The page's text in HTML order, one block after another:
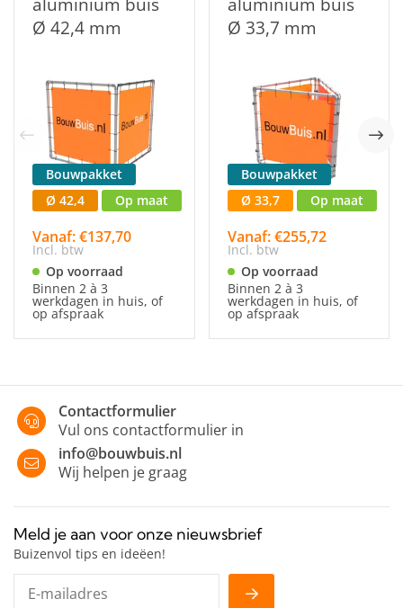
Ø 42,4 mm
Bouwpakket
Ø 42,4
Op maat
Vanaf: €137,70
Incl. btw
Op voorraad
Binnen 2 à 3
werkdagen in huis, of
op afspraak
Ø 33,7 mm
Bouwpakket
Ø 33,7
Op maat
Vanaf: €255,72
Incl. btw
Op voorraad
Binnen 2 à 3
werkdagen in huis, of
op afspraak
Contactformulier
Vul ons contactformulier in
info@bouwbuis.nl
Wij helpen je graag
Meld je aan voor onze nieuwsbrief
Buizenvol tips en ideëen!